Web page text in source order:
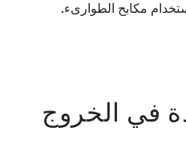
مكابح الطوارىء.
في الخروج